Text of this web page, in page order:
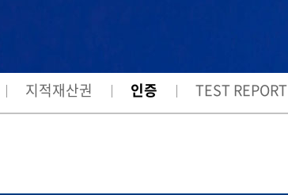
지적재산권 인증 TEST REPORT